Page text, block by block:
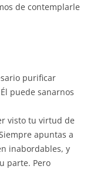
de contemplarle
purificar
puede sanarnos
visto tu virtud de
apuntas a
inabordables, y
parte. Pero